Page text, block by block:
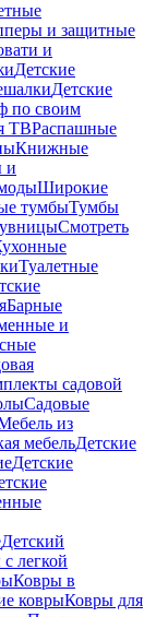
и защитные
и
Детские
Детские
по своим
ТВРаспашные
Книжные
и
Широкие
тумбыТумбы
Смотреть
Туалетные
Барные
и
садовой
Садовые
из
мебельДетские
Детские
Детский
легкой
Ковры в
коврыКовры для